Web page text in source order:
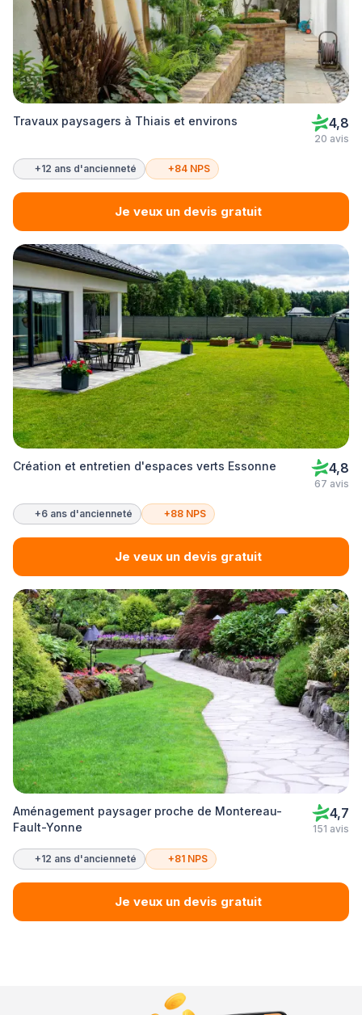
Travaux paysagers à Thiais et environs 4,8
20 avis
+12 ans d'ancienneté +84 NPS
Je veux un devis gratuit
Création et entretien d'espaces verts Essonne 4,8
67 avis
+6 ans d'ancienneté +88 NPS
Je veux un devis gratuit
Aménagement paysager proche de Montereau-
Fault-Yonne
4,7
151 avis
+12 ans d'ancienneté +81 NPS
Je veux un devis gratuit